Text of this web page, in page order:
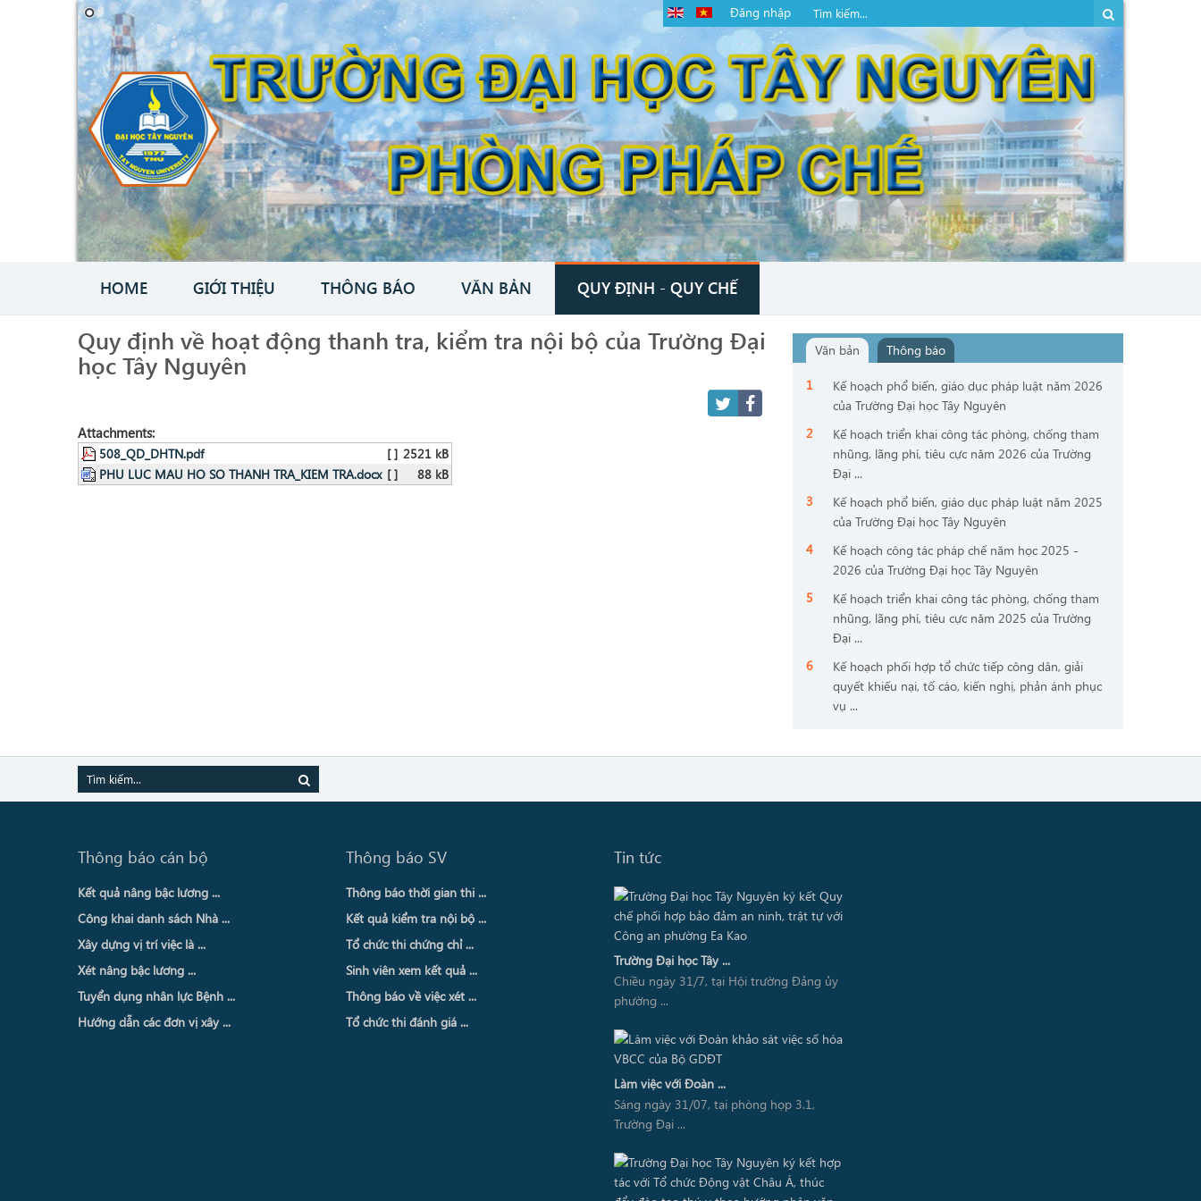
Đăng nhập
HOME GIỚI THIỆU THÔNG BÁO VĂN BẢN QUY ĐỊNH - QUY CHẾ
Quy định về hoạt động thanh tra, kiểm tra nội bộ của Trường Đại
học Tây Nguyên
Attachments:
508_QD_DHTN.pdf [ ] 2521 kB
PHU LUC MAU HO SO THANH TRA_KIEM TRA.docx [ ] 88 kB
Văn bản Thông báo
Kế hoạch phổ biến, giáo dục pháp luật năm 2026
của Trường Đại học Tây Nguyên
Kế hoạch triển khai công tác phòng, chống tham
nhũng, lãng phí, tiêu cực năm 2026 của Trường
Đại ...
Kế hoạch phổ biến, giáo dục pháp luật năm 2025
của Trường Đại học Tây Nguyên
Kế hoạch công tác pháp chế năm học 2025 -
2026 của Trường Đại học Tây Nguyên
Kế hoạch triển khai công tác phòng, chống tham
nhũng, lãng phí, tiêu cực năm 2025 của Trường
Đại ...
Kế hoạch phối hợp tổ chức tiếp công dân, giải
quyết khiếu nại, tố cáo, kiến nghị, phản ánh phục
vụ ...
Thông báo cán bộ
Kết quả nâng bậc lương ...
Công khai danh sách Nhà ...
Xây dựng vị trí việc là ...
Xét nâng bậc lương ...
Tuyển dụng nhân lực Bệnh ...
Hướng dẫn các đơn vị xây ...
Thông báo SV
Thông báo thời gian thi ...
Kết quả kiểm tra nội bộ ...
Tổ chức thi chứng chỉ ...
Sinh viên xem kết quả ...
Thông báo về việc xét ...
Tổ chức thi đánh giá ...
Tin tức
Trường Đại học Tây ...
Chiều ngày 31/7, tại Hội trường Đảng ủy
phường ...
Làm việc với Đoàn ...
Sáng ngày 31/07, tại phòng họp 3.1,
Trường Đại ...